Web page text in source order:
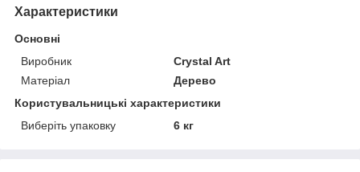
Характеристики
Основні
Виробник
Crystal Art
Матеріал
Дерево
Користувальницькі характеристики
Виберіть упаковку
6 кг